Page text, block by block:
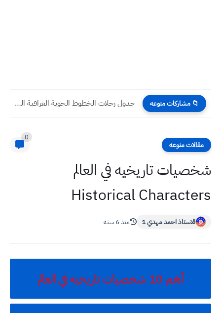
📁 مشاركات منوعه جدول رحلات الخطوط الجوية العراقية الثلاثاء 16/ 8 / 2022
مقالات منوعه
0
شخصيات تاريخيه في العالم
Historical Characters
الاستاذ احمد مهدي 1 منذ 6 سنة
أهم 10 شخصيات تاريخيه في العالم